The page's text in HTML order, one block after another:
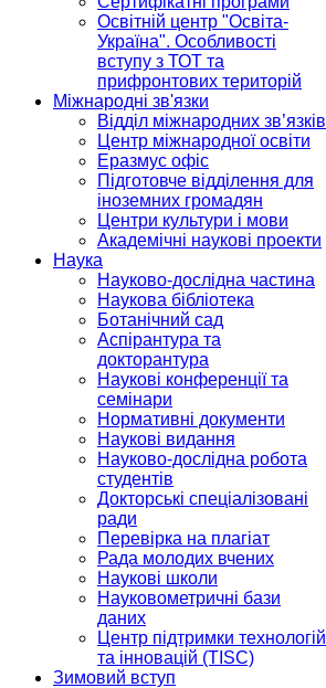
Освітній центр "Освіта-
Україна". Особливості
вступу з ТОТ та
прифронтових територій
Міжнародні зв'язки
Відділ міжнародних зв’язків
Центр міжнародної освіти
Еразмус офіс
Підготовче відділення для
іноземних громадян
Центри культури і мови
Академічні наукові проекти
Наука
Науково-дослідна частина
Наукова бібліотека
Ботанічний сад
Аспірантура та
докторантура
Наукові конференції та
семінари
Нормативні документи
Наукові видання
Науково-дослідна робота
студентів
Докторські спеціалізовані
ради
Перевірка на плагіат
Рада молодих вчених
Наукові школи
Науковометричні бази
даних
Центр підтримки технологій
та інновацій (TISC)
Зимовий вступ